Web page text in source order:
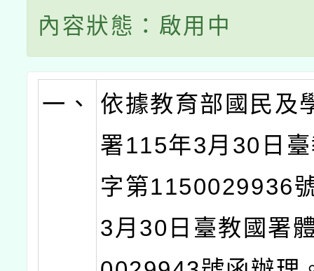
內容狀態：啟用中
一、
依據教育部國民及
署115年3月30日
字第1150029936
3月30日臺教國署